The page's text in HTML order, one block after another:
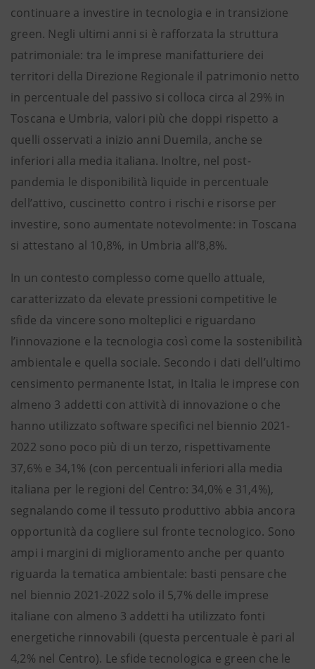
continuare a investire in tecnologia e in transizione
green. Negli ultimi anni si è rafforzata la struttura
patrimoniale: tra le imprese manifatturiere dei
territori della Direzione Regionale il patrimonio netto
in percentuale del passivo si colloca circa al 29% in
Toscana e Umbria, valori più che doppi rispetto a
quelli osservati a inizio anni Duemila, anche se
inferiori alla media italiana. Inoltre, nel post-
pandemia le disponibilità liquide in percentuale
dell’attivo, cuscinetto contro i rischi e risorse per
investire, sono aumentate notevolmente: in Toscana
si attestano al 10,8%, in Umbria all’8,8%.
In un contesto complesso come quello attuale,
caratterizzato da elevate pressioni competitive le
sfide da vincere sono molteplici e riguardano
l’innovazione e la tecnologia così come la sostenibilità
ambientale e quella sociale. Secondo i dati dell’ultimo
censimento permanente Istat, in Italia le imprese con
almeno 3 addetti con attività di innovazione o che
hanno utilizzato software specifici nel biennio 2021-
2022 sono poco più di un terzo, rispettivamente
37,6% e 34,1% (con percentuali inferiori alla media
italiana per le regioni del Centro: 34,0% e 31,4%),
segnalando come il tessuto produttivo abbia ancora
opportunità da cogliere sul fronte tecnologico. Sono
ampi i margini di miglioramento anche per quanto
riguarda la tematica ambientale: basti pensare che
nel biennio 2021-2022 solo il 5,7% delle imprese
italiane con almeno 3 addetti ha utilizzato fonti
energetiche rinnovabili (questa percentuale è pari al
4,2% nel Centro). Le sfide tecnologica e green che le